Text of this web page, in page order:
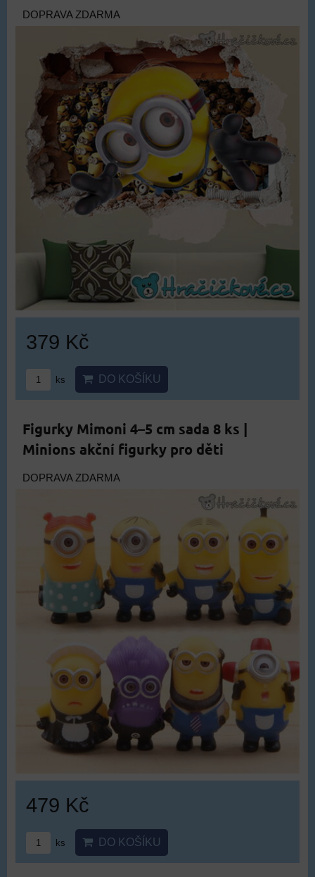
DOPRAVA ZDARMA
379 Kč
ks DO KOŠÍKU
Figurky Mimoni 4–5 cm sada 8 ks |
Minions akční figurky pro děti
DOPRAVA ZDARMA
479 Kč
ks DO KOŠÍKU